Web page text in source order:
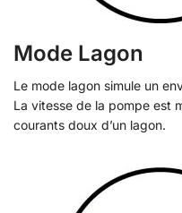
Mode Lagon
Le mode lagon simule un
La vitesse de la pompe est
courants doux d’un lagon.